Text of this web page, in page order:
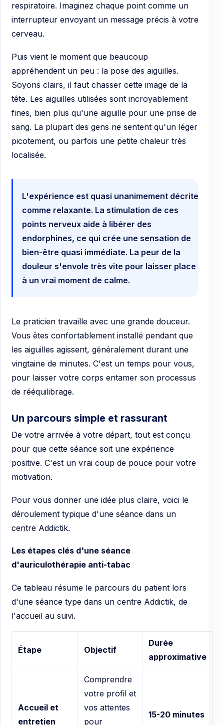
respiratoire. Imaginez chaque point comme un
interrupteur envoyant un message précis à votre
cerveau.
Puis vient le moment que beaucoup
appréhendent un peu : la pose des aiguilles.
Soyons clairs, il faut chasser cette image de la
tête. Les aiguilles utilisées sont incroyablement
fines, bien plus qu'une aiguille pour une prise de
sang. La plupart des gens ne sentent qu'un léger
picotement, ou parfois une petite chaleur très
localisée.
L'expérience est quasi unanimement décrite
comme relaxante. La stimulation de ces
points nerveux aide à libérer des
endorphines, ce qui crée une sensation de
bien-être quasi immédiate. La peur de la
douleur s'envole très vite pour laisser place
à un vrai moment de calme.
Le praticien travaille avec une grande douceur.
Vous êtes confortablement installé pendant que
les aiguilles agissent, généralement durant une
vingtaine de minutes. C'est un temps pour vous,
pour laisser votre corps entamer son processus
de rééquilibrage.
Un parcours simple et rassurant
De votre arrivée à votre départ, tout est conçu
pour que cette séance soit une expérience
positive. C'est un vrai coup de pouce pour votre
motivation.
Pour vous donner une idée plus claire, voici le
déroulement typique d'une séance dans un
centre Addictik.
Les étapes clés d'une séance
d'auriculothérapie anti-tabac
Ce tableau résume le parcours du patient lors
d'une séance type dans un centre Addictik, de
l'accueil au suivi.
Étape Objectif
Durée
approximative
Accueil et
entretien
Comprendre
votre profil et
vos attentes
pour
15-20 minutes